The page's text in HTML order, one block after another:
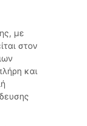
με
στον
και